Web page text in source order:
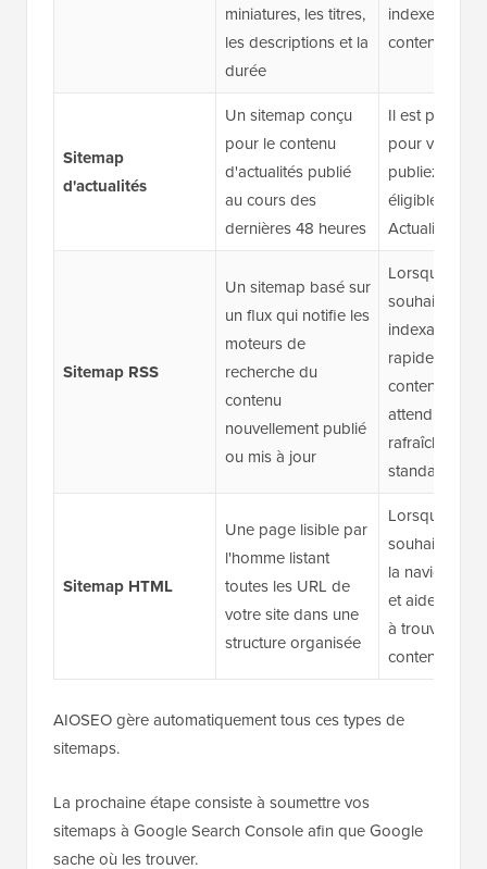
miniatures, les titres,
les descriptions et la
durée
indexe votre
contenu vidéo
Sitemap
d'actualités
Un sitemap conçu
pour le contenu
d'actualités publié
au cours des
dernières 48 heures
Il est plus
pour vous si
publiez du
éligible à
Actualités
Sitemap RSS
Un sitemap basé sur
un flux qui notifie les
moteurs de
recherche du
contenu
nouvellement publié
ou mis à jour
Lorsque vous
souhaitez une
indexation
rapide du
contenu sans
attendre un
standard du
Sitemap HTML
Une page lisible par
l'homme listant
toutes les URL de
votre site dans une
structure organisée
Lorsque vous
souhaitez
la navigation
et aider les
à trouver du
contenu
AIOSEO gère automatiquement tous ces types de
sitemaps.
La prochaine étape consiste à soumettre vos
sitemaps à Google Search Console afin que Google
sache où les trouver.